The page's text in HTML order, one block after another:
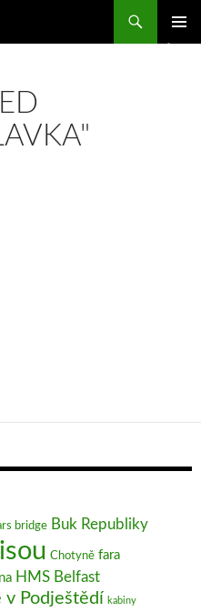
bridge Buk Republiky
Chotyně fara
HMS Belfast
v Podještědí kabiny